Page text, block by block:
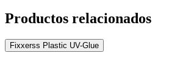
Productos relacionados
Fixxerss Plastic UV-Glue